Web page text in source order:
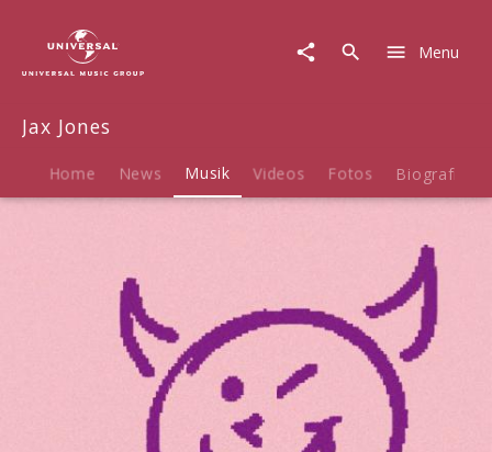
Musik
Crystallise
Menu
Jax Jones
Home News Musik Videos Fotos Biografie